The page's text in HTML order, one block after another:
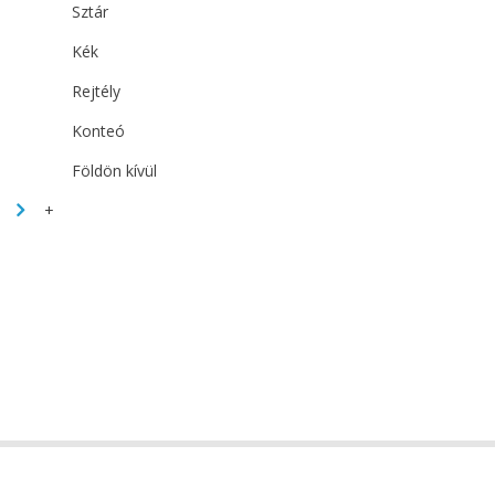
Sztár
Kék
Rejtély
Konteó
Földön kívül
+